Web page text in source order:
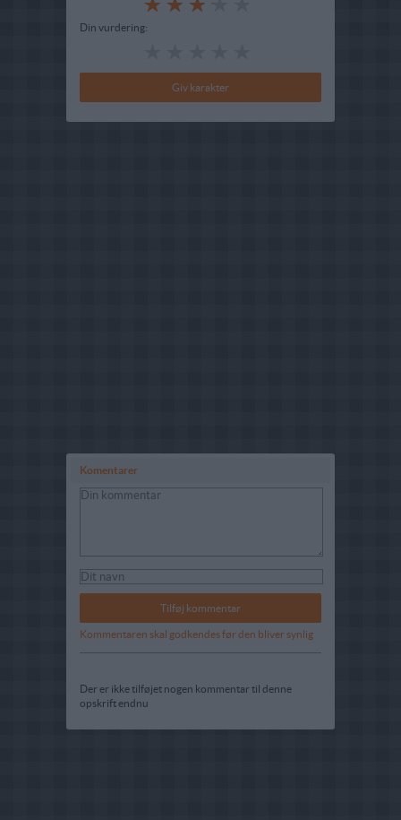
Din vurdering:
Komentarer
Kommentaren skal godkendes før den bliver synlig
Der er ikke tilføjet nogen kommentar til denne
opskrift endnu